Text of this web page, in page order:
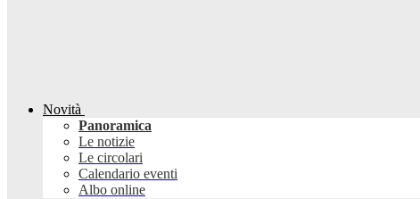
Novità
Panoramica
Le notizie
Le circolari
Calendario eventi
Albo online